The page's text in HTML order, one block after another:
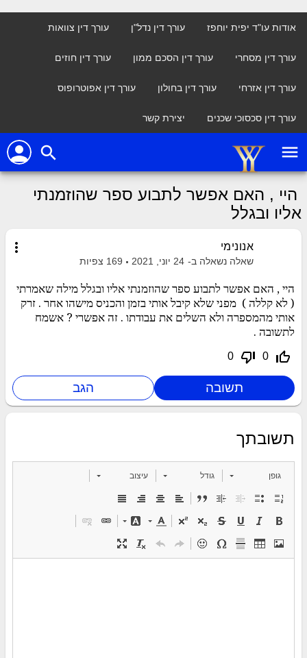
אודות עו"ד יפית יוחפז עורך דין נדל"ן עורך דין צוואות
עורך דין מסחרי עורך דין הסכם ממון עורך דין חוזים
עורך דין אזרחי עורך דין בחולון עורך דין אפוטרופוס
עורך דין סכסוכי שכנים יצירת קשר
menu
search
person
היי , האם אפשר לתבוע ספר שהוזמנתי
אליו ובגלל
more_vert אנונימי
שאלה נשאלה ב- 24 יוני, 2021 169 צפיות
היי , האם אפשר לתבוע ספר שהוזמנתי אליו ובגלל מילה שאמרתי
( לא קללה ) מפני שלא קיבל אותי בזמן והכניס מישהו אחר . זרק
אותי מהמספרה ולא השלים את עבודתו . זה אפשרי ? אשמח
לתשובה .
thumb_up_off_alt
0
thumb_down_off_alt
0
תשובתך
גופן גודל עיצוב